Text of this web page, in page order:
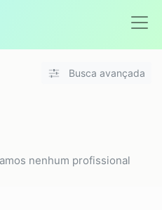
Busca avançada
nenhum profissional